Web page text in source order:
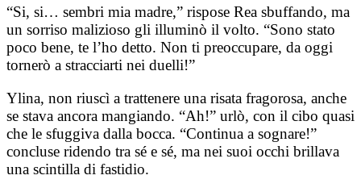
“Si, si… sembri mia madre,” rispose Rea sbuffando, ma
un sorriso malizioso gli illuminò il volto. “Sono stato
poco bene, te l’ho detto. Non ti preoccupare, da oggi
tornerò a stracciarti nei duelli!”
Ylina, non riuscì a trattenere una risata fragorosa, anche
se stava ancora mangiando. “Ah!” urlò, con il cibo quasi
che le sfuggiva dalla bocca. “Continua a sognare!”
concluse ridendo tra sé e sé, ma nei suoi occhi brillava
una scintilla di fastidio.